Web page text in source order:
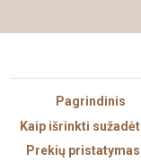
Pagrindinis
Kaip išrinkti
Prekių pristatymas